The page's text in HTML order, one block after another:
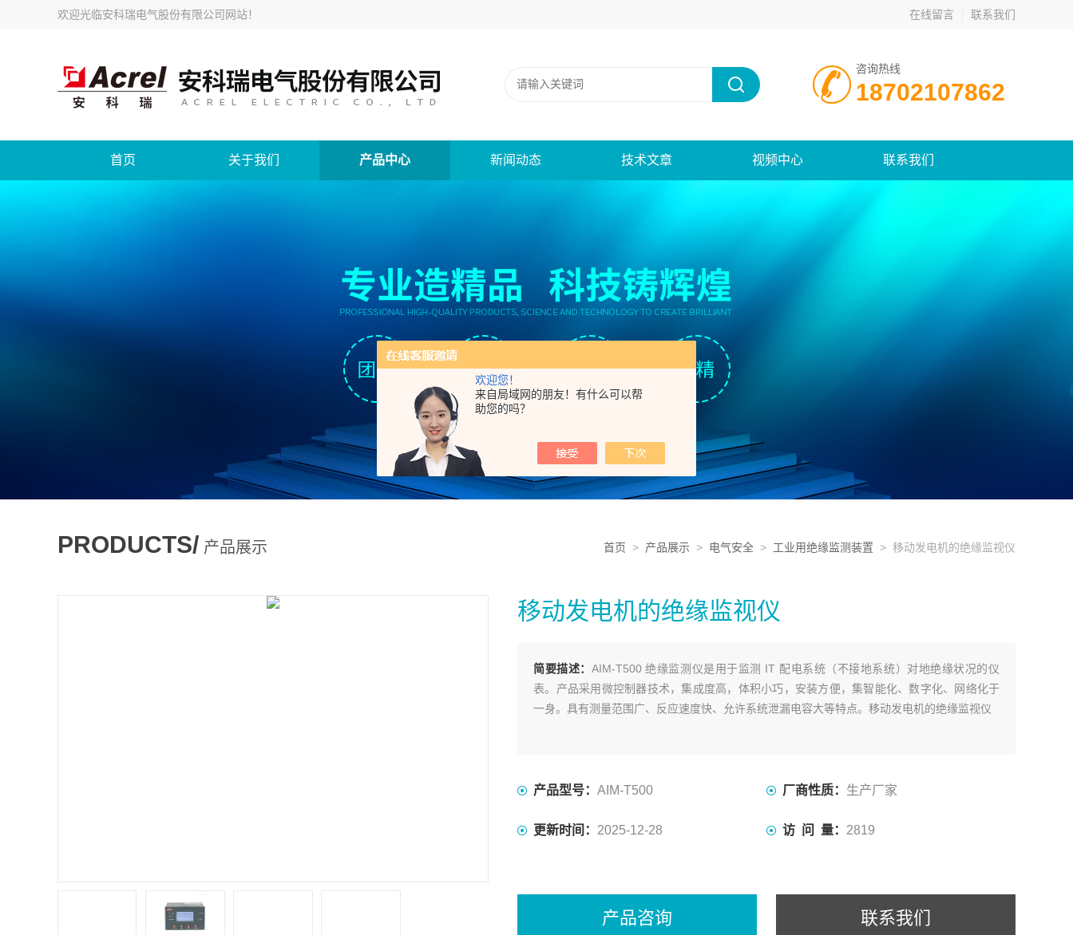
欢迎您！
来自局域网的朋友！有什么可以帮
助您的吗？
欢迎光临安科瑞电气股份有限公司网站！ 在线留言 联系我们
咨询热线
18702107862
首页 关于我们 产品中心 新闻动态 技术文章 视频中心 联系我们
PRODUCTS/ 产品展示 首页 > 产品展示 > 电气安全 > 工业用绝缘监测装置 > 移动发电机的绝缘监视仪
移动发电机的绝缘监视仪
简要描述： AIM-T500 绝缘监测仪是用于监测 IT 配电系统（不接地系统）对地绝缘状况的仪
表。产品采用微控制器技术，集成度高，体积小巧，安装方便，集智能化、数字化、网络化于
一身。具有测量范围广、反应速度快、允许系统泄漏电容大等特点。移动发电机的绝缘监视仪
产品型号： AIM-T500 厂商性质： 生产厂家
更新时间： 2025-12-28 访 问 量： 2819
产品咨询 联系我们